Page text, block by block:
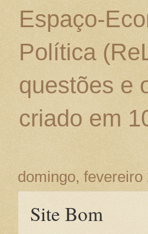
Espaço-
Política
questões e
criado em
domingo, fevereiro
Site Bom